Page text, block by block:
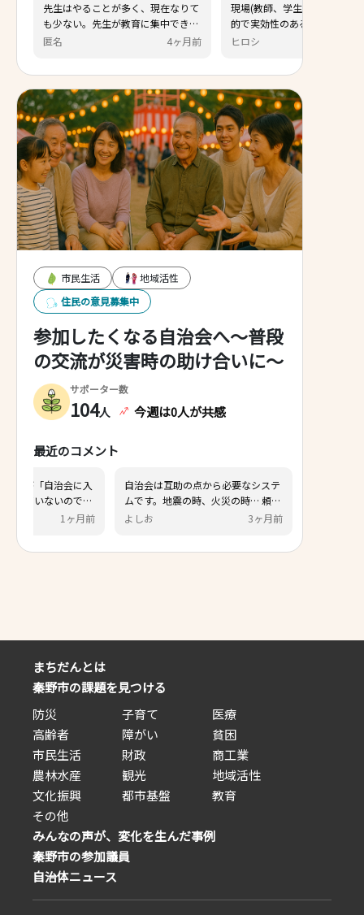
が多く、現在なりて
教育に集中できる
憩がきちんと取れ
するべき
4ヶ月前
現場(教師、学生)の声を聞いて効率
的で実効性のある施策を実現してく
6ヶ月前
市民生活
地域活性
住民の意見募集中
参加したくなる自治会へ～普段
の交流が災害時の助け合いに～
サポーター数
104人 今週は0人が共感
最近のコメント
昔ながらのルールがありすぎて、新
しく引っ越してきた人が自治体に加
入するハードルが高い。イベントへ
スマ
現状、ほとんどの人が「自治
るメリット」を感じていない
ないでしょうか(私も感じて
うか？「災害時の対応」や「
離しているように感じます。
ひろしです
まちだんとは
秦野市の課題を見つける
防災
子育て
医療
高齢者
障がい
貧困
市民生活
財政
商工業
農林水産
観光
地域活性
文化振興
都市基盤
教育
その他
みんなの声が、変化を生んだ事例
秦野市の参加議員
自治体ニュース